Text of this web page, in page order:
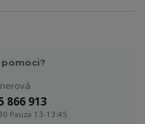
866 913
Pauza 13-13:45